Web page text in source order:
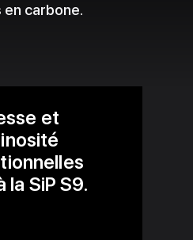
carbone.
et
la SiP S9.